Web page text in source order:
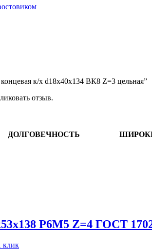
к/х d18х40х134 ВК8 Z=3 цельная”
отзыв.
ДОЛГОВЕЧНОСТЬ
Р6М5 Z=4 ГОСТ
клик